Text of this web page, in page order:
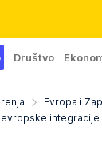
Društvo
Evropa i